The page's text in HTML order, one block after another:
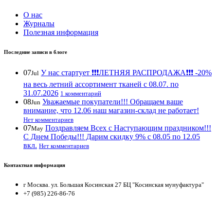
О нас
Журналы
Полезная информация
Последние записи в блоге
07Jul У нас стартует ❗️❗️❗️ЛЕТНЯЯ РАСПРОДАЖА❗️❗️❗️ -20%
на весь летний ассортимент тканей с 08.07. по
31.07.2026 1 комментарий
08Jun Уважаемые покупатели!!! Обращаем ваше
внимание, что 12.06 наш магазин-склад не работает!
Нет комментариев
07May Поздравляем Всех с Наступающим праздником!!!
С Днем Победы!!! Дарим скидку 9% с 08.05 по 12.05
вкл. Нет комментариев
Контактная информация
г Москва. ул. Большая Косинская 27 БЦ "Косинская мунуфактура"
+7 (985) 226-86-76